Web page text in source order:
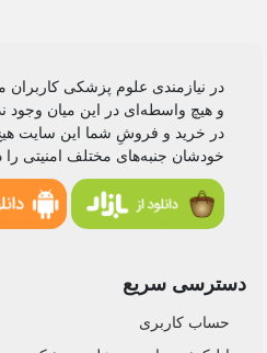
در نیازمندی علوم پزشکی کاربران
و هیچ واسطه‌ای در این میان وجود
در خرید و فروشِ شما این سایت هیچ
خودشان جنبه‌های مختلف امنیتی را
دسترسی سریع
حساب کاربری